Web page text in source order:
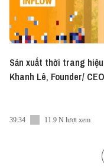
Sản xuất thời trang
Khanh Lê, Founder/
39:34 11.9 N lượt xem